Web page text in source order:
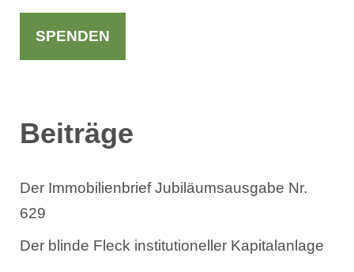
c
e
SPENDEN
Beiträge
Der Immobilienbrief Jubiläumsausgabe Nr.
629
Der blinde Fleck institutioneller Kapitalanlage